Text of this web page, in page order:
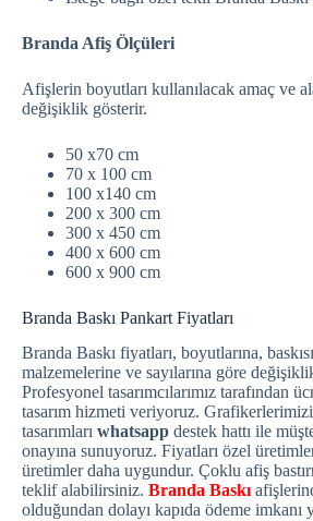
Branda Afiş Ölçüleri
Afişlerin boyutları kullanılacak amaç ve
değişiklik gösterir.
50 x70 cm
70 x 100 cm
100 x140 cm
200 x 300 cm
300 x 450 cm
400 x 600 cm
600 x 900 cm
Branda Baskı Pankart Fiyatları
Branda Baskı fiyatları, boyutlarına,
malzemelerine ve sayılarına göre
Profesyonel tasarımcılarımız tarafından
tasarım hizmeti veriyoruz.
tasarımları whatsapp destek hattı ile
onayına sunuyoruz. Fiyatları özel
üretimler daha uygundur. Çoklu afiş
teklif alabilirsiniz. Branda Baskı
olduğundan dolayı kapıda ödeme imkanı